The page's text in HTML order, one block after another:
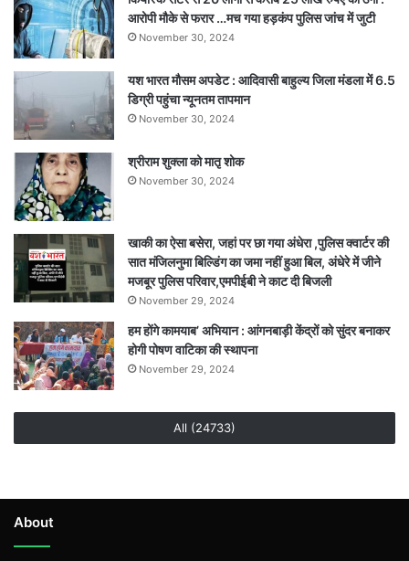
आरोपी मौके से फरार …मच गया हड़कंप पुलिस जांच में जुटी
November 30, 2024
यश भारत मौसम अपडेट : आदिवासी बाहुल्य जिला मंडला में 6.5
डिग्री पहुंचा न्यूनतम तापमान
November 30, 2024
श्रीराम शुक्ला को मातृ शोक
November 30, 2024
खाकी का ऐसा बसेरा, जहां पर छा गया अंधेरा ,पुलिस क्वार्टर की
सात मंजिलनुमा बिल्डिंग का जमा नहीं हुआ बिल, अंधेरे में जीने
मजबूर पुलिस परिवार,एमपीईबी ने काट दी बिजली
November 29, 2024
हम होंगे कामयाब’ अभियान : आंगनबाड़ी केंद्रों को सुंदर बनाकर
होगी पोषण वाटिका की स्थापना
November 29, 2024
All (24733)
About